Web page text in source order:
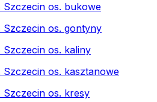
Szczecin os. bukowe
Szczecin os. gontyny
Szczecin os. kaliny
os. kasztanowe
Szczecin os. kresy